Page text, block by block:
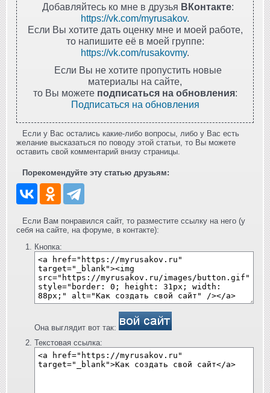
Добавляйтесь ко мне в друзья ВКонтакте:
https://vk.com/myrusakov.
Если Вы хотите дать оценку мне и моей работе,
то напишите её в моей группе:
https://vk.com/rusakovmy.
Если Вы не хотите пропустить новые
материалы на сайте,
то Вы можете подписаться на обновления:
Подписаться на обновления
Если у Вас остались какие-либо вопросы, либо у Вас есть
желание высказаться по поводу этой статьи, то Вы можете
оставить свой комментарий внизу страницы.
Порекомендуйте эту статью друзьям:
Если Вам понравился сайт, то разместите ссылку на него (у
себя на сайте, на форуме, в контакте):
Кнопка:
Она выглядит вот так:
Текстовая ссылка: